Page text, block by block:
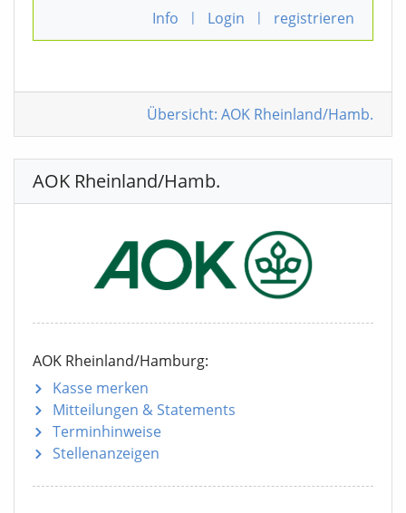
Info | Login | registrieren
Übersicht: AOK Rheinland/Hamb.
AOK Rheinland/Hamb.
AOK Rheinland/Hamburg:
Kasse merken
Mitteilungen & Statements
Terminhinweise
Stellenanzeigen